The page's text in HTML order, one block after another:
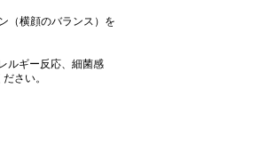
（横顔のバランス）を
ルギー反応、細菌感
さい。